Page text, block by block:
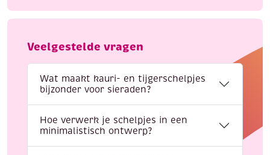
Veelgestelde vragen
Wat maakt kauri- en tijgerschelpjes
bijzonder voor sieraden?
Hoe verwerk je schelpjes in een
minimalistisch ontwerp?